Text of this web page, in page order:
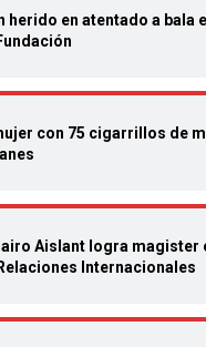
herido en atentado a bala
con 75 cigarrillos de
Aislant logra magister
Internacionales